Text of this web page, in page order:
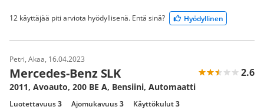
12 käyttäjää piti arviota hyödyllisenä. Entä sinä? Hyödyllinen
Petri, Akaa, 16.04.2023
Mercedes-Benz SLK 2.6
2011, Avoauto, 200 BE A, Bensiini, Automaatti
Luotettavuus3 Ajomukavuus3 Käyttökulut3